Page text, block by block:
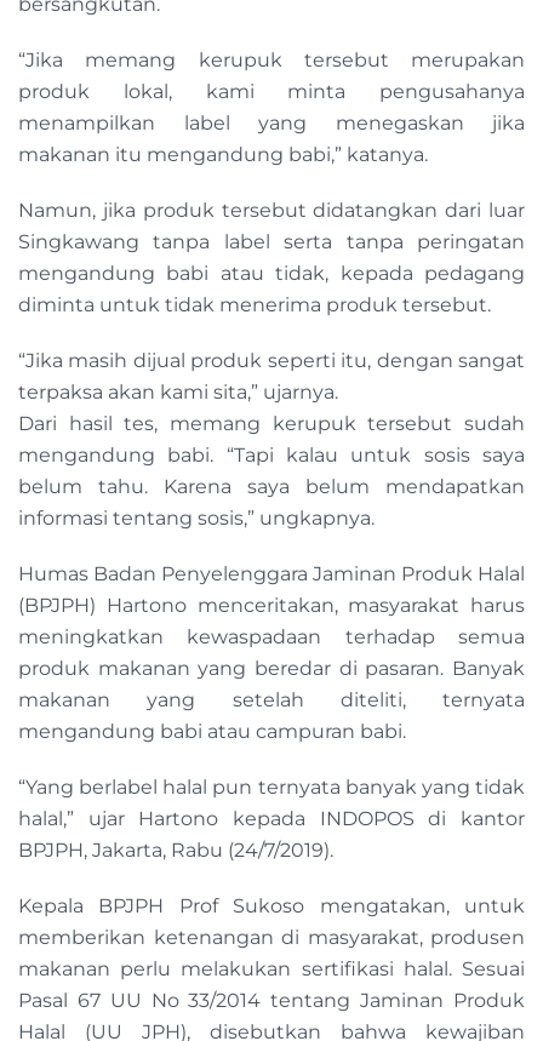
“Jika memang kerupuk tersebut merupakan
produk lokal, kami minta pengusahanya
menampilkan label yang menegaskan jika
makanan itu mengandung babi,” katanya.
Namun, jika produk tersebut didatangkan dari luar
Singkawang tanpa label serta tanpa peringatan
mengandung babi atau tidak, kepada pedagang
diminta untuk tidak menerima produk tersebut.
“Jika masih dijual produk seperti itu, dengan sangat
terpaksa akan kami sita,” ujarnya.
Dari hasil tes, memang kerupuk tersebut sudah
mengandung babi. “Tapi kalau untuk sosis saya
belum tahu. Karena saya belum mendapatkan
informasi tentang sosis,” ungkapnya.
Humas Badan Penyelenggara Jaminan Produk Halal
(BPJPH) Hartono menceritakan, masyarakat harus
meningkatkan kewaspadaan terhadap semua
produk makanan yang beredar di pasaran. Banyak
makanan yang setelah diteliti, ternyata
mengandung babi atau campuran babi.
“Yang berlabel halal pun ternyata banyak yang tidak
halal,” ujar Hartono kepada INDOPOS di kantor
BPJPH, Jakarta, Rabu (24/7/2019).
Kepala BPJPH Prof Sukoso mengatakan, untuk
memberikan ketenangan di masyarakat, produsen
makanan perlu melakukan sertifikasi halal. Sesuai
Pasal 67 UU No 33/2014 tentang Jaminan Produk
Halal (UU JPH), disebutkan bahwa kewajiban